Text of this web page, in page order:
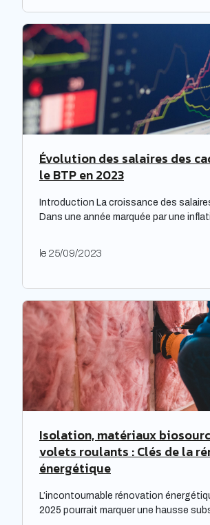
étude prospective réalisée par la
territoires met en lumière les enjeux
Évolution des salaires des
le BTP en 2023
Introduction La croissance des
Dans une année marquée par une
une inflation hors-norme, les
Expectra dans son 21ème baromètre,
progression […]
le 25/09/2023
Isolation, matériaux
volets roulants : Clés de la
énergétique
L’incontournable rénovation
2025 pourrait marquer une hausse